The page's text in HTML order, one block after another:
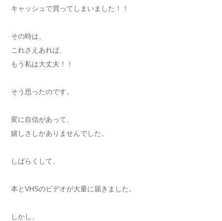
キャッシュで買ってしまいました！！
その時は、
これさえあれば、
もう私は大丈夫！！
そう思ったのです。
変に自信があって、
嬉しさしかありませんでした。
しばらくして、
本とVHSのビデオが大量に届きました。
しかし、